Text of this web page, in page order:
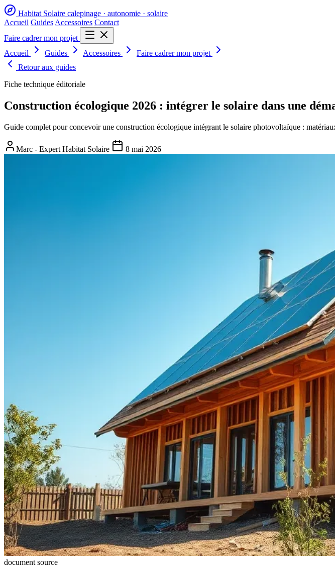
Habitat Solaire calepinage · autonomie · solaire
Accueil Guides Accessoires Contact
Faire cadrer mon projet
Accueil
Guides Accessoires
Faire cadrer mon projet
Retour aux guides
Fiche technique éditoriale
Construction écologique 2026 : intégrer le solaire dans une
Guide complet pour concevoir une construction écologique intégrant le solaire photovoltaïque :
Marc - Expert Habitat Solaire 8 mai 2026
document source